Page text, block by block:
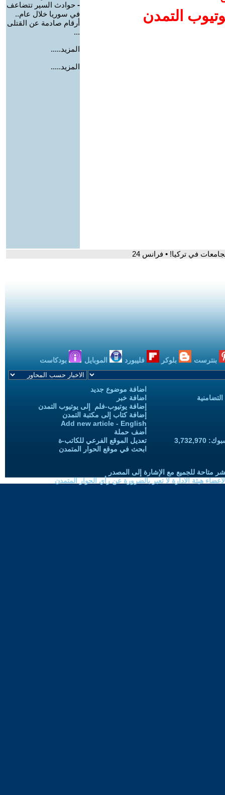
التمدن
- حوادث السير تتضاعف
في سوريا خلال عام..
أرقام صادمة عن القتلى
...
المزيد.....
المزيد.....
في تركيا! • فرانس 24
بنترست بلوكر فليبورد الموبايل بودكاست
اضافة موضوع جديد
اضافة خبر
إضافة يوتيوب-فلم إلى يوتيوب التمدن
إضافة كتاب إلى مكتبة التمدن
Add new article - English
أضف حملة
تعديل الموقع الفرعي للكاتب-ة
ابحث في موقع الحوار المتمدن
متاحة للجميع مع الإشارة إلى المصدر
هيئة الادارة لا تعبر بالضرورة عن رأي الحوار المتمدن